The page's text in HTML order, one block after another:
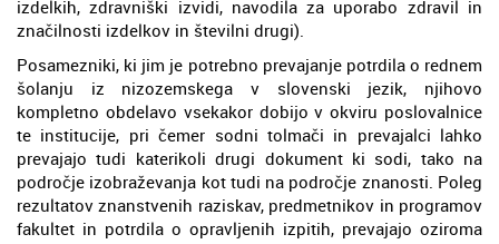
izdelkih, zdravniški izvidi, navodila za uporabo zdravil in
značilnosti izdelkov in številni drugi).
Posamezniki, ki jim je potrebno prevajanje potrdila o rednem
šolanju iz nizozemskega v slovenski jezik, njihovo
kompletno obdelavo vsekakor dobijo v okviru poslovalnice
te institucije, pri čemer sodni tolmači in prevajalci lahko
prevajajo tudi katerikoli drugi dokument ki sodi, tako na
področje izobraževanja kot tudi na področje znanosti. Poleg
rezultatov znanstvenih raziskav, predmetnikov in programov
fakultet in potrdila o opravljenih izpitih, prevajajo oziroma